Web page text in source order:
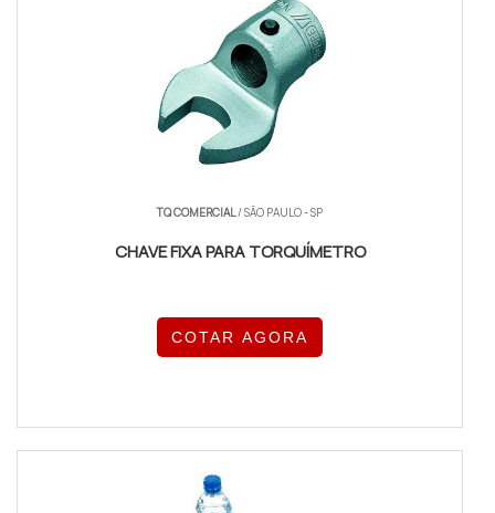
TQ COMERCIAL/ SÃO PAULO - SP
CHAVE FIXA PARA TORQUÍMETRO
COTAR AGORA